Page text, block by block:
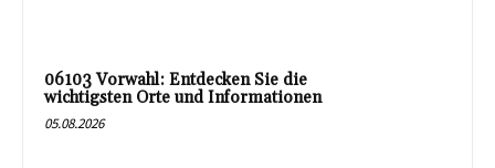
06103 Vorwahl: Entdecken Sie die
wichtigsten Orte und Informationen
05.08.2026